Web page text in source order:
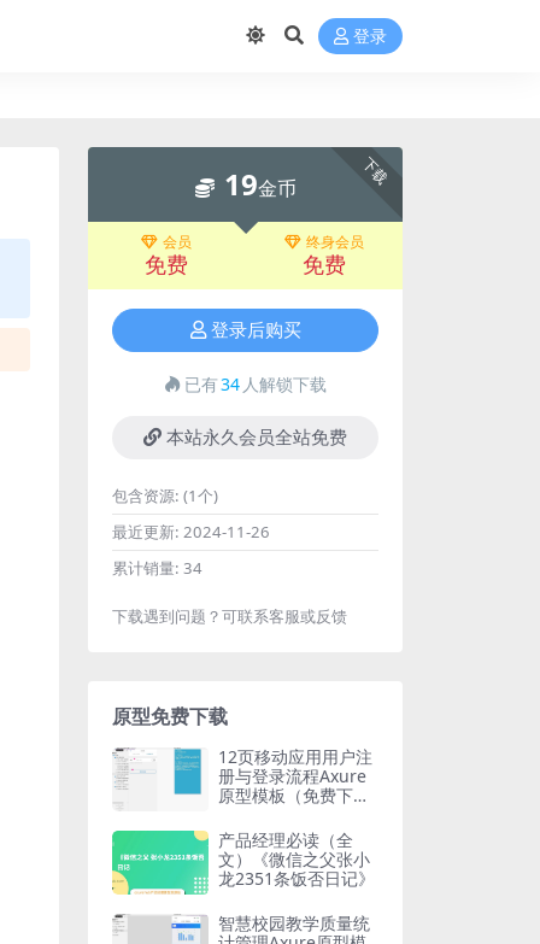
登录
下载
19金币
会员
免费
终身会员
免费
登录后购买
已有34 人解锁下载
本站永久会员全站免费
包含资源: (1个)
最近更新: 2024-11-26
累计销量: 34
下载遇到问题？可联系客服或反馈
原型免费下载
12页移动应用用户注
册与登录流程Axure
原型模板（免费下
产品经理必读（全
文）《微信之父张小
龙2351条饭否日记》
智慧校园教学质量统